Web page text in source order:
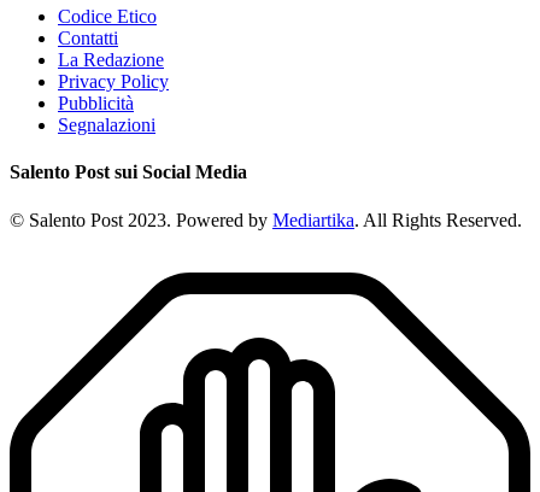
Codice Etico
Contatti
La Redazione
Privacy Policy
Pubblicità
Segnalazioni
Salento Post sui Social Media
© Salento Post 2023. Powered by Mediartika. All Rights Reserved.